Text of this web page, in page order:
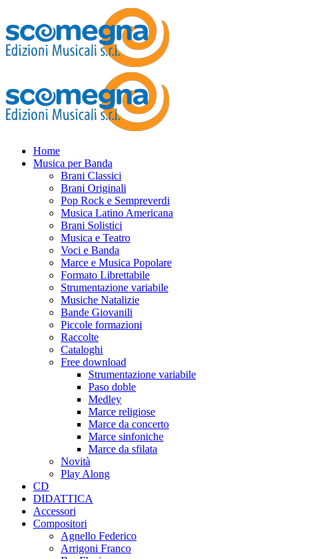
Home
Musica per Banda
Brani Classici
Brani Originali
Pop Rock e Sempreverdi
Musica Latino Americana
Brani Solistici
Musica e Teatro
Voci e Banda
Marce e Musica Popolare
Formato Librettabile
Strumentazione variabile
Musiche Natalizie
Bande Giovanili
Piccole formazioni
Raccolte
Cataloghi
Free download
Strumentazione variabile
Paso doble
Medley
Marce religiose
Marce da concerto
Marce sinfoniche
Marce da sfilata
Novità
Play Along
CD
DIDATTICA
Accessori
Compositori
Agnello Federico
Arrigoni Franco